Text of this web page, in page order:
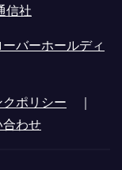
信社
バーホールディ
クポリシー ｜
わせ